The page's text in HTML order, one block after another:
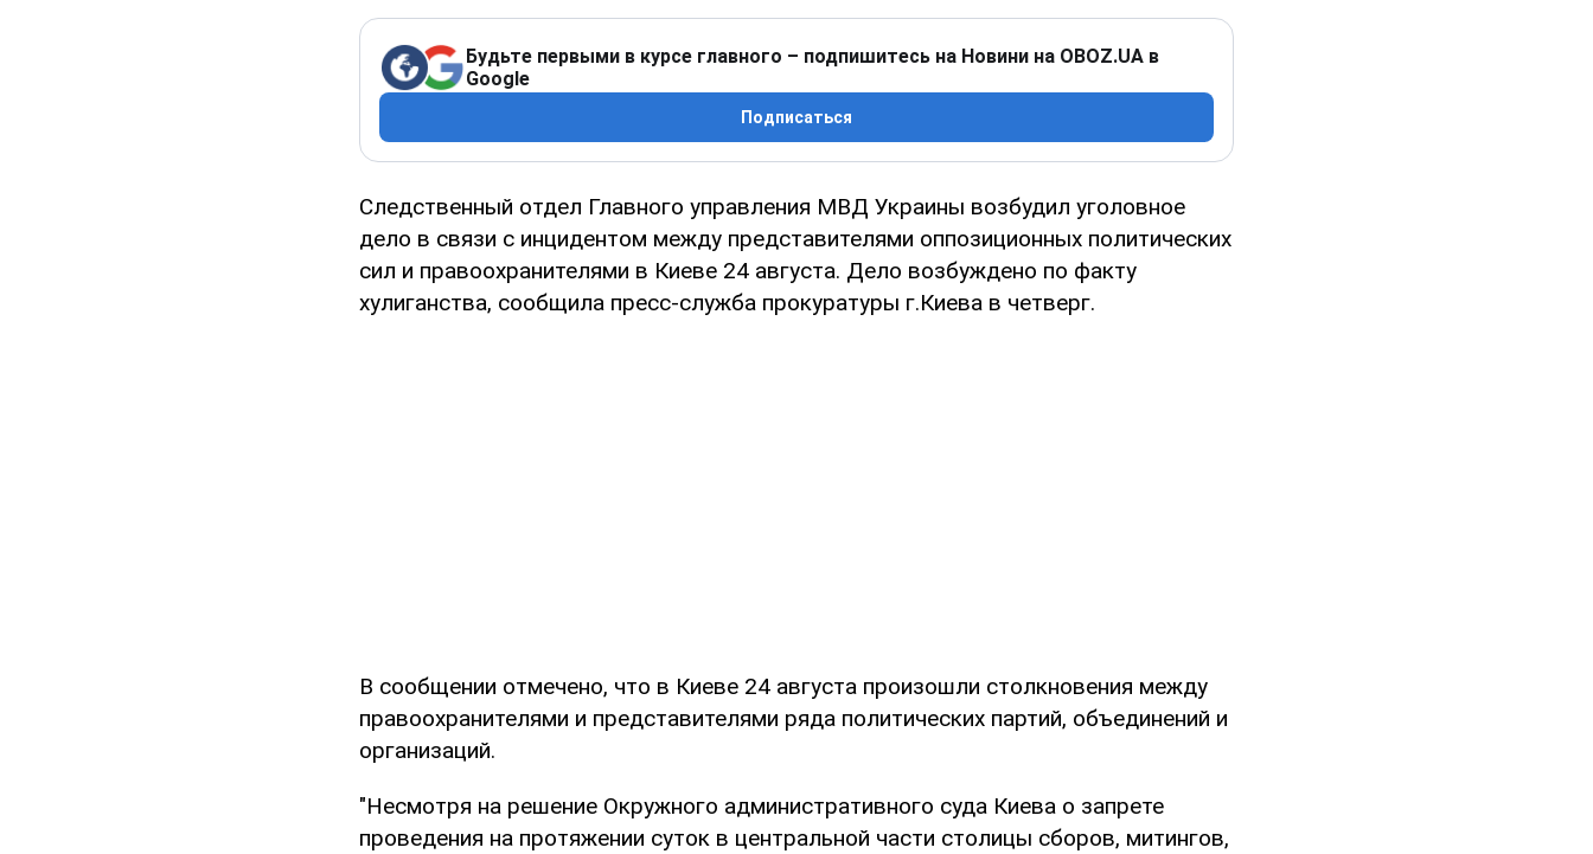
Будьте первыми в курсе главного – подпишитесь на Новини на OBOZ.UA в
Google
Подписаться
Следственный отдел Главного управления МВД Украины возбудил уголовное
дело в связи с инцидентом между представителями оппозиционных политических
сил и правоохранителями в Киеве 24 августа. Дело возбуждено по факту
хулиганства, сообщила пресс-служба прокуратуры г.Киева в четверг.
В сообщении отмечено, что в Киеве 24 августа произошли столкновения между
правоохранителями и представителями ряда политических партий, объединений и
организаций.
"Несмотря на решение Окружного административного суда Киева о запрете
проведения на протяжении суток в центральной части столицы сборов, митингов,